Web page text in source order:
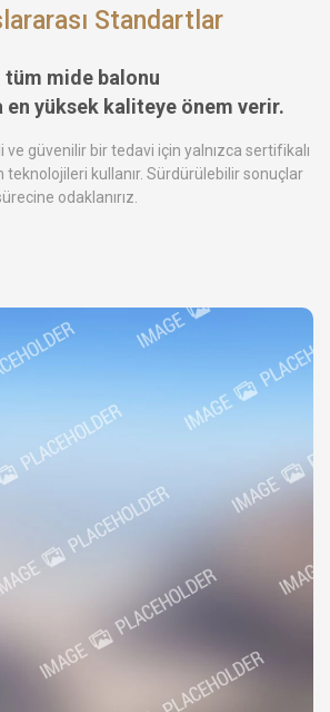
Standartlar
mide balonu
en yüksek kaliteye önem verir.
ve güvenilir bir tedavi için yalnızca sertifikalı
kullanır. Sürdürülebilir sonuçlar
odaklanırız.